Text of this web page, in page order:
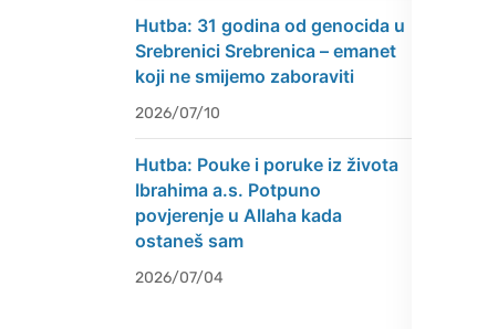
Hutba: 31 godina od genocida u
Srebrenici Srebrenica – emanet
koji ne smijemo zaboraviti
2026/07/10
Hutba: Pouke i poruke iz života
Ibrahima a.s. Potpuno
povjerenje u Allaha kada
ostaneš sam
2026/07/04